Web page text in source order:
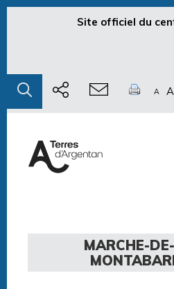
Site officiel du
A A
MARCHE-